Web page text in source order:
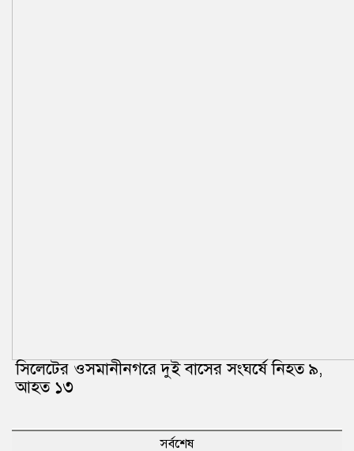
সিলেটের ওসমানীনগরে দুই বাসের সংঘর্ষে নিহত ৯,
আহত ১৩
সর্বশেষ